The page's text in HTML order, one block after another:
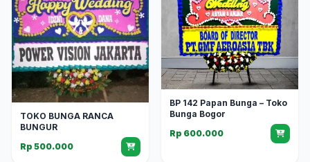
TOKO BUNGA RANCA
BUNGUR
Rp 500.000
BP 142 Papan Bunga – Toko
Bunga Bogor
Rp 600.000